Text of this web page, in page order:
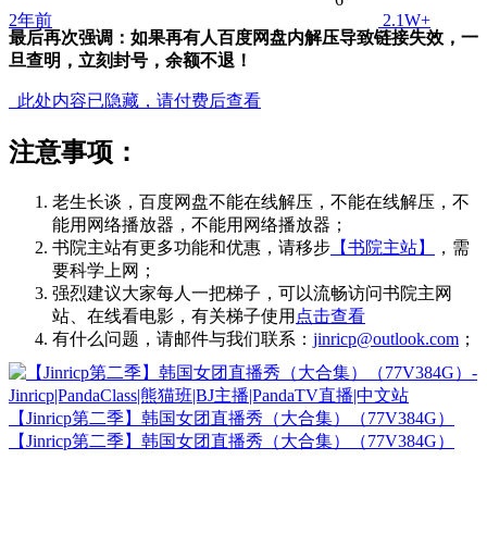
最后再次强调：如果再有人百度网盘内解压导致链接失效，一
旦查明，立刻封号，余额不退！
此处内容已隐藏，请付费后查看
注意事项：
老生长谈，百度网盘不能在线解压，不能在线解压，不
能用网络播放器，不能用网络播放器；
书院主站有更多功能和优惠，请移步 【书院主站】
，需
要科学上网；
强烈建议大家每人一把梯子，可以流畅访问书院主网
站、在线看电影，有关梯子使用 点击查看
有什么问题，请邮件与我们联系： jinricp@outlook.com ；
2年前 2.1W+
【Jinricp第二季】韩国女团直播秀（大合集）（77V384G）
【Jinricp第二季】韩国女团直播秀（大合集）（77V384G）